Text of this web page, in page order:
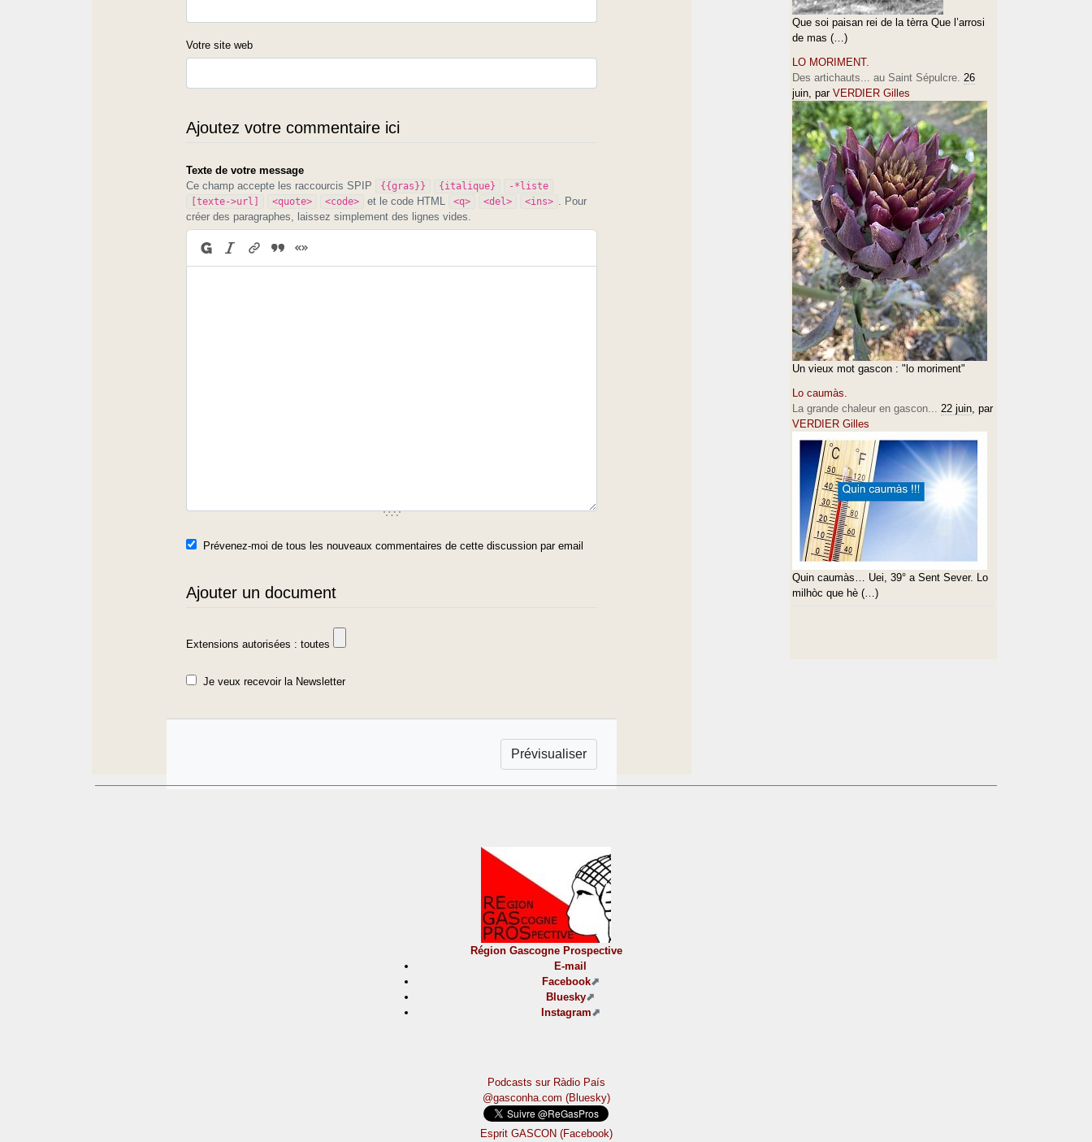
Votre site web
Ajoutez votre commentaire ici
Texte de votre message
Ce champ accepte les raccourcis SPIP
{{gras}} {italique}
-*liste
[texte->url]
<quote> <code> et le code HTML <q> <del> <ins>
. Pour
créer des paragraphes, laissez simplement des lignes vides.
Prévenez-moi de tous les nouveaux commentaires de cette discussion par email
Ajouter un document
Extensions autorisées : toutes
Je veux recevoir la Newsletter
Que soi paisan rei de la tèrra Que l’arrosi
de mas (…)
LO MORIMENT.
Des artichauts... au Saint Sépulcre. 26
juin, par VERDIER Gilles
Un vieux mot gascon : "lo moriment"
Lo caumàs.
La grande chaleur en gascon... 22 juin, par
VERDIER Gilles
Quin caumàs… Uei, 39° a Sent Sever. Lo
milhòc que hè (…)
Région Gascogne Prospective
E-mail
Facebook
Bluesky
Instagram
Podcasts sur Ràdio País
@gasconha.com (Bluesky)
Esprit GASCON (Facebook)